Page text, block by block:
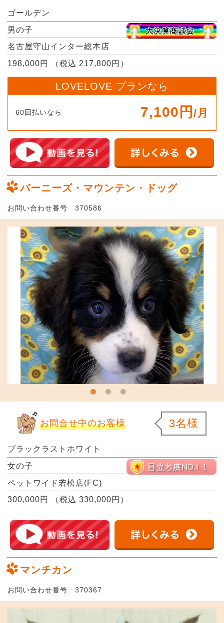
ゴールデン
男の子
名古屋守山インター総本店
198,000円 （税込 217,800円）
LOVELOVE プランなら
60回払いなら 7,100円 /月
バーニーズ・マウンテン・ドッグ
お問い合わせ番号 370586
お問合せ中のお客様 3名様
ブラックラストホワイト
女の子
ペットワイド若松店(FC)
300,000円 （税込 330,000円）
マンチカン
お問い合わせ番号 370367